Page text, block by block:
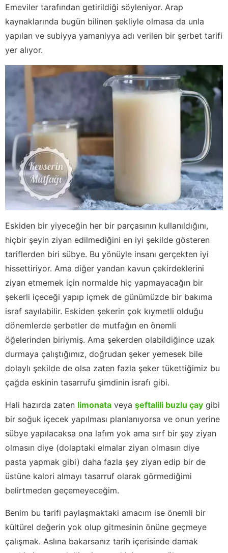
Emeviler tarafından getirildiği söyleniyor. Arap
kaynaklarında bugün bilinen şekliyle olmasa da unla
yapılan ve subiyya yamaniyya adı verilen bir şerbet tarifi
yer alıyor.
Eskiden bir yiyeceğin her bir parçasının kullanıldığını,
hiçbir şeyin ziyan edilmediğini en iyi şekilde gösteren
tariflerden biri sübye. Bu yönüyle insanı gerçekten iyi
hissettiriyor. Ama diğer yandan kavun çekirdeklerini
ziyan etmemek için normalde hiç yapmayacağın bir
şekerli içeceği yapıp içmek de günümüzde bir bakıma
israf sayılabilir. Eskiden şekerin çok kıymetli olduğu
dönemlerde şerbetler de mutfağın en önemli
öğelerinden biriymiş. Ama şekerden olabildiğince uzak
durmaya çalıştığımız, doğrudan şeker yemesek bile
dolaylı şekilde de olsa zaten fazla şeker tükettiğimiz bu
çağda eskinin tasarrufu şimdinin israfı gibi.
Hali hazırda zaten limonata veya şeftalili buzlu çay gibi
bir soğuk içecek yapılması planlanıyorsa ve onun yerine
sübye yapılacaksa ona lafım yok ama sırf bir şey ziyan
olmasın diye (dolaptaki elmalar ziyan olmasın diye
pasta yapmak gibi) daha fazla şey ziyan edip bir de
üstüne kalori almayı tasarruf olarak görmediğimi
belirtmeden geçemeyeceğim.
Benim bu tarifi paylaşmaktaki amacım ise önemli bir
kültürel değerin yok olup gitmesinin önüne geçmeye
çalışmak. Aslına bakarsanız tarih içerisinde damak